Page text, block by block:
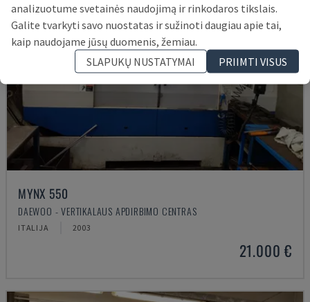
MYNX 550
DAEWOO - VERTIKALAUS APDIRBIMO CENTRAS
ITALIJA 2003
21.000 €
analizuotume svetainės naudojimą ir rinkodaros tikslais.
Galite tvarkyti savo nuostatas ir sužinoti daugiau apie tai,
kaip naudojame jūsų duomenis, žemiau.
SLAPUKŲ NUSTATYMAI
PRIIMTI VISUS